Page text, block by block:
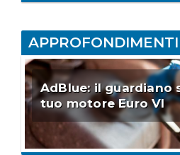
APPROFONDIMENTI
AdBlue: il guardiano
tuo motore Euro VI